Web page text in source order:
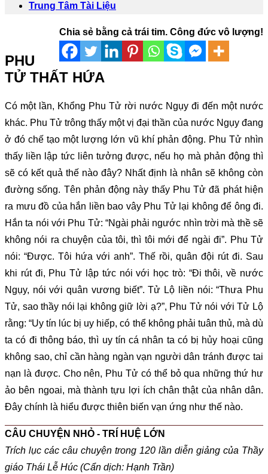
Trung Tâm Tài Liệu
Chia sẻ bằng cả trái tim. Công đức vô lượng!
PHU
TỬ THẤT HỨA
Có một lần, Khổng Phu Tử rời nước Ngụy đi đến một nước
khác. Phu Tử trông thấy một vị đại thần của nước Ngụy đang
ở đó chế tạo một lượng lớn vũ khí phản động. Phu Tử nhìn
thấy liền lập tức liên tưởng được, nếu họ mà phản động thì
sẽ có kết quả thế nào đây? Nhất định là nhân sẽ không còn
đường sống. Tên phản động này thấy Phu Tử đã phát hiện
ra mưu đồ của hắn liền bao vây Phu Tử lại không để ông đi.
Hắn ta nói với Phu Tử: “Ngài phải ngước nhìn trời mà thề sẽ
không nói ra chuyện của tôi, thì tôi mới để ngài đi”. Phu Tử
nói: “Được. Tôi hứa với anh”. Thế rồi, quân đội rút đi. Sau
khi rút đi, Phu Tử lập tức nói với học trò: “Đi thôi, về nước
Ngụy, nói với quân vương biết”. Tử Lộ liền nói: “Thưa Phu
Tử, sao thầy nói lại không giữ lời ạ?”, Phu Tử nói với Tử Lộ
rằng: “Uy tín lúc bị uy hiếp, có thể không phải tuân thủ, mà dù
ta có đi thông báo, thì uy tín cá nhân ta có bị hủy hoại cũng
không sao, chỉ cần hàng ngàn vạn người dân tránh được tai
nạn là được. Cho nên, Phu Tử có thể bỏ qua những thứ hư
ảo bên ngoai, mà thành tựu lợi ích chân thật của nhân dân.
Đây chính là hiểu được thiên biến vạn ứng như thế nào.
CÂU CHUYỆN NHỎ - TRÍ HUỆ LỚN
Trích lục các câu chuyện trong 120 lần diễn giảng của Thầy
giáo Thái Lễ Húc (Cẩn dịch: Hạnh Trần)